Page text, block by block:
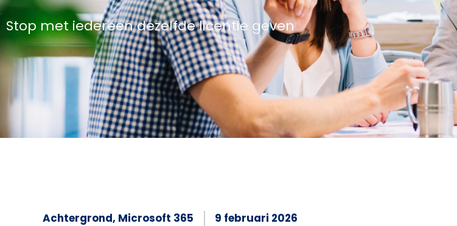
Stop met iedereen dezelfde licentie geven
Achtergrond, Microsoft 365 9 februari 2026